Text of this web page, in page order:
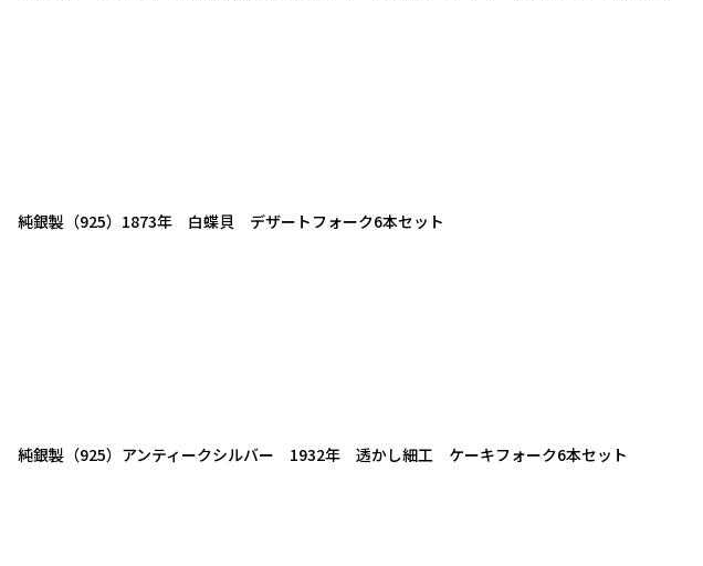
純銀製（925）1873年 白蝶貝 デザートフォーク6本セット
純銀製（925）アンティークシルバー 1932年 透かし細工 ケーキフォーク6本セット